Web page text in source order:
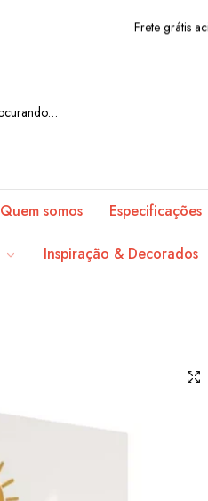
Frete grátis
Frete grátis
Quem somos Especificações
Inspiração & Decorados